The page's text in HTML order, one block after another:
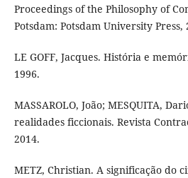
Proceedings of the Philosophy of
Potsdam: Potsdam University Press,
LE GOFF, Jacques. História e
1996.
MASSAROLO, João; MESQUITA,
realidades ficcionais. Revista
2014.
METZ, Christian. A significação do